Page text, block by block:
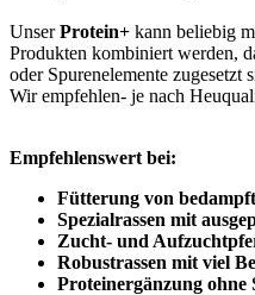
UnserProtein+ kann beliebig
Produkten kombiniert werden,
oder Spurenelemente zugesetzt
Wir empfehlen- je nach
Empfehlenswert bei:
Fütterung von
Spezialrassen mit
Zucht- und
Robustrassen mit viel
Proteinergänzung ohne